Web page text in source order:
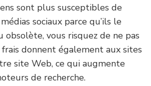
sont plus susceptibles de
sociaux parce qu’ils le
vous risquez de ne pas
donnent également aux sites
site Web, ce qui augmente
de recherche.